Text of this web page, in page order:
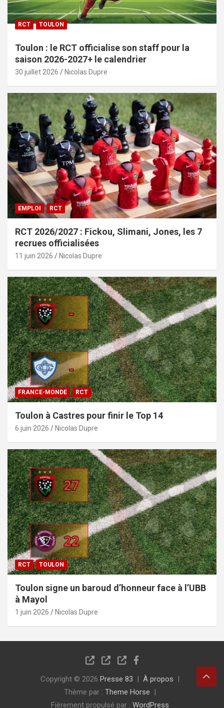
RCT TOULON
Toulon : le RCT officialise son staff pour la
saison 2026-2027+ le calendrier
30 juillet 2026 Nicolas Dupre
EMPLOI RCT
RCT 2026/2027 : Fickou, Slimani, Jones, les 7
recrues officialisées
11 juin 2026 Nicolas Dupre
FRANCE-MONDE RCT
Toulon à Castres pour finir le Top 14
6 juin 2026 Nicolas Dupre
RCT TOULON
Toulon signe un baroud d’honneur face à l’UBB
à Mayol
1 juin 2026 Nicolas Dupre
Copyright © 2026 Presse 83
À propos
Thème par : Theme Horse
Fièrement propulsé par : WordPress